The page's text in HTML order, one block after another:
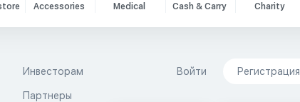
Accessories Medical Cash & Carry Charity
Инвесторам
Партнеры
Войти Регистрация